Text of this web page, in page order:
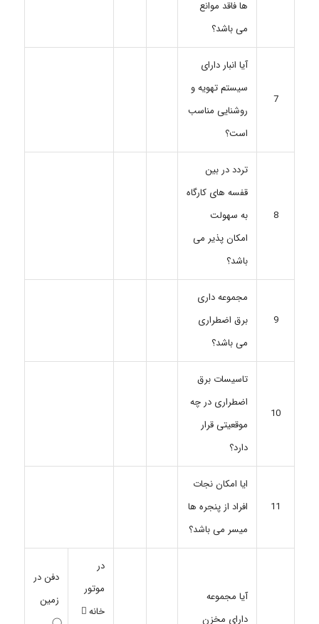
ها فاقد موانع
می باشد؟
7
آیا انبار دارای
سیستم تهویه و
روشنایی مناسب
است؟
8
تردد در بین
قفسه های کارگاه
به سهولت
امکان پذیر می
باشد؟
9
مجموعه داری
برق اضطراری
می باشد؟
10
تاسیسات برق
اضطراری در چه
موقعیتی قرار
دارد؟
11
ایا امکان نجات
افراد از پنجره ها
میسر می باشد؟
آیا مجموعه
دارای مخزن
در
موتور
خانه ⃝
دفن در
زمین